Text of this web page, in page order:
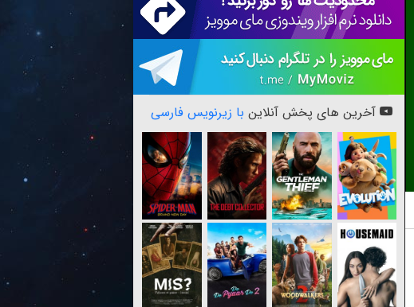
آخرین های پخش آنلاین با زیرنویس فارسی